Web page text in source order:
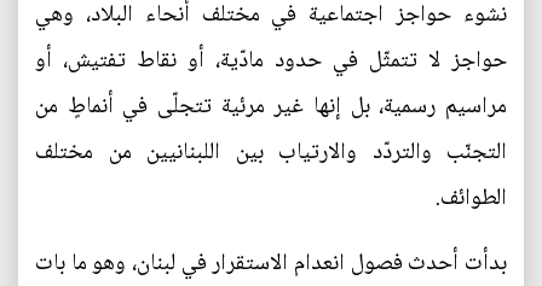
نشوء حواجز اجتماعية في مختلف أنحاء البلاد، وهي
حواجز لا تتمثّل في حدود مادّية، أو نقاط تفتيش، أو
مراسيم رسمية، بل إنها غير مرئية تتجلّى في أنماطٍ من
التجنّب والتردّد والارتياب بين اللبنانيين من مختلف
الطوائف.
بدأت أحدث فصول انعدام الاستقرار في لبنان، وهو ما بات